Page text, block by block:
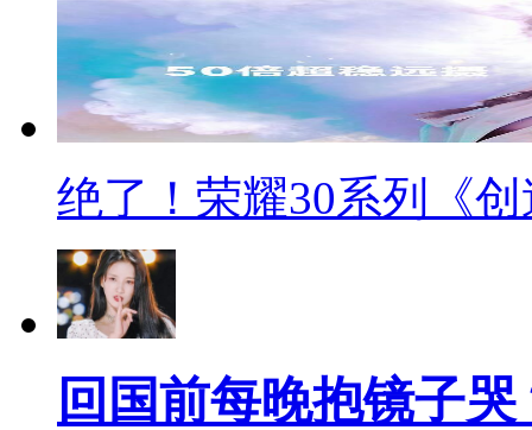
绝了！荣耀30系列《
回国前每晚抱镜子